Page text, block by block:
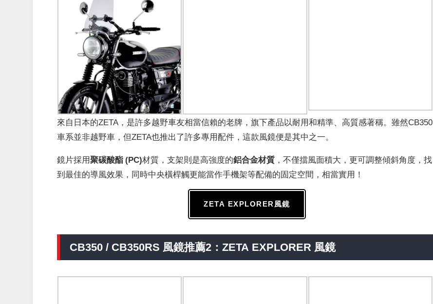
來自日本的ZETA，是許多越野車友相當信賴的老牌，旗下產品以耐用和精準、高質感著稱。雖然CB350
車系並非越野車，但ZETA也推出了許多專用配件，這款風鏡便是其中之一。
鏡片採用聚碳酸酯 (PC)材質，支架則是高強度的鋁合金材質 ，不僅擋風面積大，更可調整傾斜角度，找
到最佳的導風效果，同時中央橫桿觸更能當作手機架等配備的固定空間，相當實用！
ZETA EXPLORER風鏡
CB350 / CB350RS 風鏡推薦2：ZETA EXPLORER 風鏡